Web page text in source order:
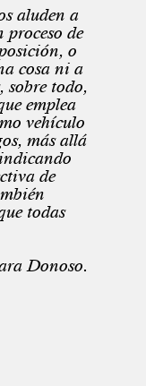
aluden a
de
o
cosa ni a
sobre todo,
emplea
vehículo
más allá
de
todas
Donoso.